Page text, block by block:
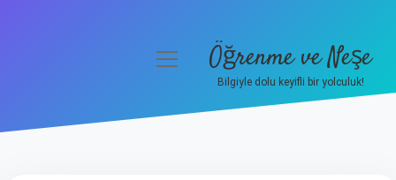
menüyüÖğrenme ve Neşe
Bilgiyle dolu keyifli bir yolculuk!